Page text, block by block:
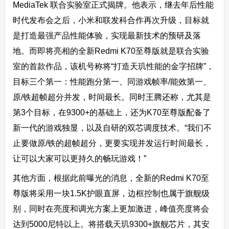
MediaTek 联合实验室正式揭牌。他表示，继去年后性能
时代发布会之后，小米和联发科合作再次升级，目标就
是打造最强产品性能体验，实现最新技术的预研及落
地。而即将亮相的全新Redmi K70至尊版就是联合实验
室的首款作品，该机号称将“打造天玑性能的金字招牌”，
目标三个第一：性能跑分第一、同游戏帧率/能效第一、
原/铁超帧超分并发，时间最长。同时王腾还称，尤其是
第3个目标，在9300+的基础上，还为K70至尊版配备了
新一代的游戏独显，以及自研的双芯调度技术。“我们不
止要做原/铁的超帧超分，更要实现并发运行时间最长，
让可以大家可以更持久的畅玩游戏！”
其他方面，根据此前曝光的消息，全新的Redmi K70至
尊版将采用一块1.5K护眼直屏，边框控制也属于旗舰级
别，同时在亮度和调光方案上更加激进，峰值亮度将会
达到5000尼特以上。将搭载天玑9300+旗舰芯片，其安